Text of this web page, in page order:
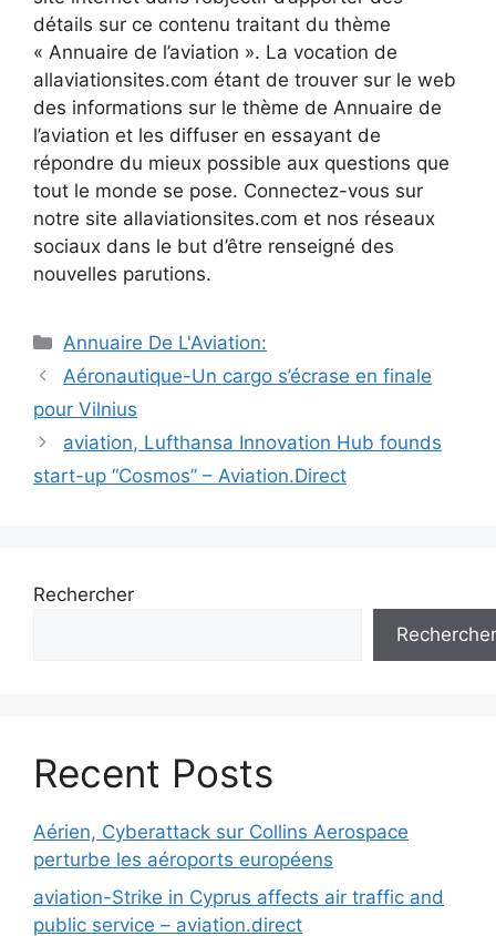
détails sur ce contenu traitant du thème
« Annuaire de l’aviation ». La vocation de
allaviationsites.com étant de trouver sur le web
des informations sur le thème de Annuaire de
l’aviation et les diffuser en essayant de
répondre du mieux possible aux questions que
tout le monde se pose. Connectez-vous sur
notre site allaviationsites.com et nos réseaux
sociaux dans le but d’être renseigné des
nouvelles parutions.
Catégories
Annuaire De L'Aviation:
Navigation
des
articles
Aéronautique-Un cargo s’écrase en finale
pour Vilnius
aviation, Lufthansa Innovation Hub founds
start-up “Cosmos” – Aviation.Direct
Rechercher
Rechercher
Recent Posts
Aérien, Cyberattack sur Collins Aerospace
perturbe les aéroports européens
aviation-Strike in Cyprus affects air traffic and
public service – aviation.direct